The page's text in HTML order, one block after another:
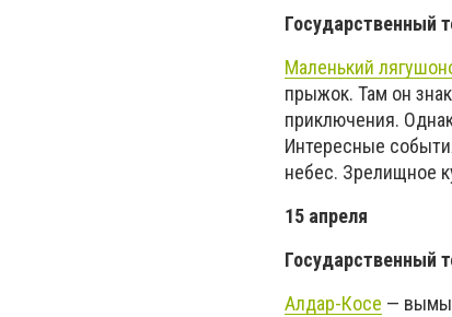
Государственный
Маленький
прыжок. Там он
приключения.
Интересные
небес. Зрелищное
15 апреля
Государственный
Алдар-Косе —